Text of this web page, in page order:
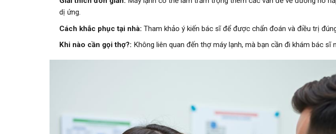
dị ứng.
Cách khắc phục tại nhà: Tham khảo ý kiến bác sĩ để được chẩn đoán và điều trị
Khi nào cần gọi thợ?: Không liên quan đến thợ máy lạnh, mà bạn cần đi khám bác sĩ